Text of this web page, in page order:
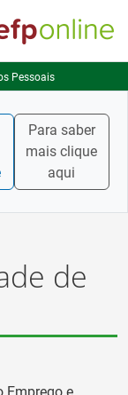
Pessoais
Para saber
mais clique
aqui
de